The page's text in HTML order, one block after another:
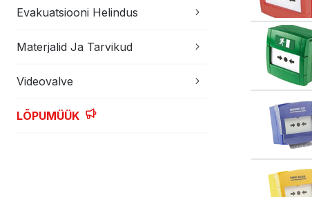
Evakuatsiooni Helindus
Materjalid Ja Tarvikud
Videovalve
LÕPUMÜÜK